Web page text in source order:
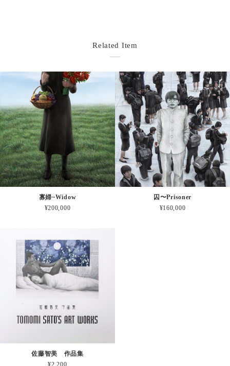
Related Item
寡婦~Widow
¥200,000
囚〜Prisoner
¥160,000
佐藤智美 作品集